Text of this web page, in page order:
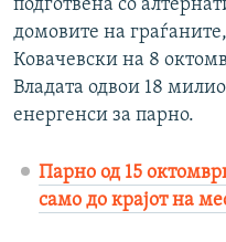
подготвена со
домовите на
Ковачевски на 8
Владата одвои 18
енергенси за парно.
Парно од 15
само до крајот на